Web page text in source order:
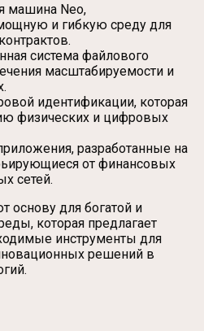
машина Neo,
и гибкую среду для
система файлового
масштабируемости и
идентификации, которая
физических и цифровых
разработанные на
от финансовых
сетей.
основу для богатой и
которая предлагает
инструменты для
решений в